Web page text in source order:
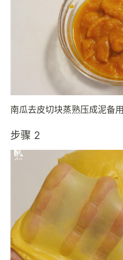
南瓜去皮切块蒸熟压成泥备用
步骤 2